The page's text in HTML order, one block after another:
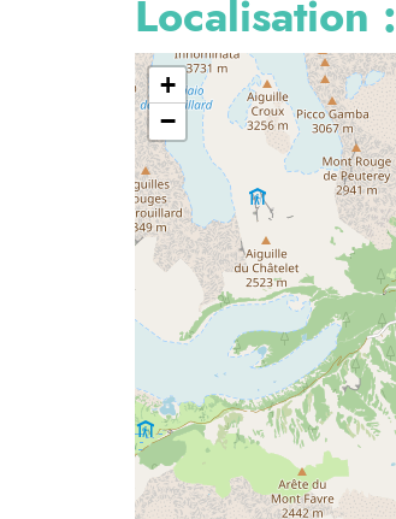
Localisation :
+
−